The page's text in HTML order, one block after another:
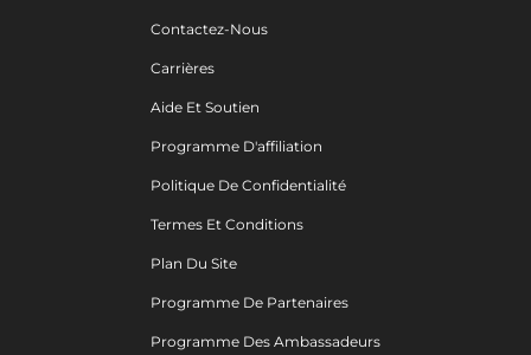
Contactez-Nous
Carrières
Aide Et Soutien
Programme D'affiliation
Politique De Confidentialité
Termes Et Conditions
Plan Du Site
Programme De Partenaires
Programme Des Ambassadeurs